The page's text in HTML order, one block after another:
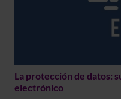
La protección de datos:
electrónico